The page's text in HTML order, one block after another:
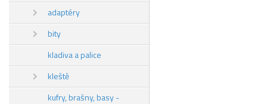
adaptéry
bity
kladiva a palice
kleště
kufry, brašny, basy -